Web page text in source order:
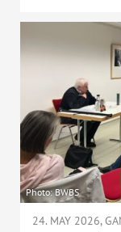
Photo: BWBS
24. MAY 2026,